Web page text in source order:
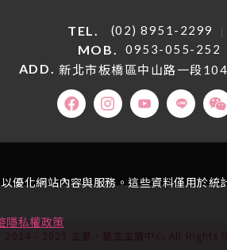
TEL. (02) 8951-2299
MOB. 0953-055-252
ADD. 新北市板橋區中山路一段
- 2025 生基．基生生殖中心 All Rights
化網站內容與服務。這些資料僅用於
隱私權政策